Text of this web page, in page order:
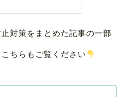
対策をまとめた記事の一部
ちらもご覧ください